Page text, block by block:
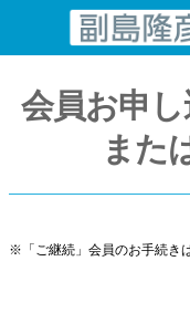
コンテンツへス
会員お申
また
※「ご継続」会員のお手続きは